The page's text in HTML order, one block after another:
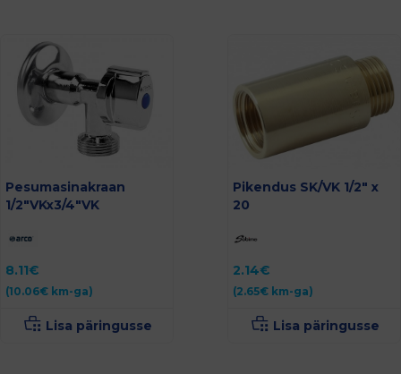
Pesumasinakraan
1/2″VKx3/4″VK
8.11€
(10.06€ km-ga)
Lisa päringusse
Pikendus SK/VK 1/2″ x
20
2.14€
(2.65€ km-ga)
Lisa päringusse